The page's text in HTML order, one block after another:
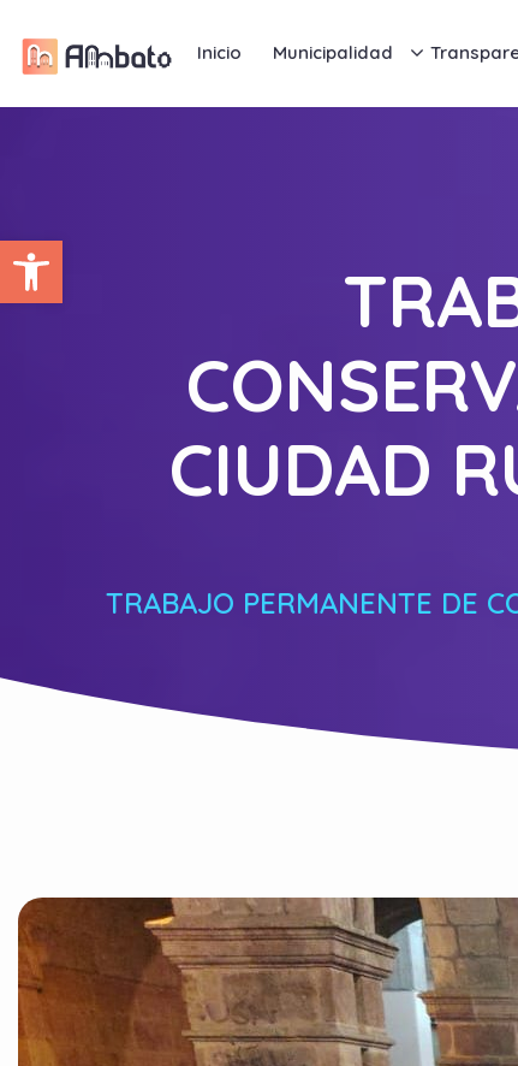
Abrir barra de herramientas
Inicio Municipalidad
CIUDAD
TRABAJO PERMANENTE DE